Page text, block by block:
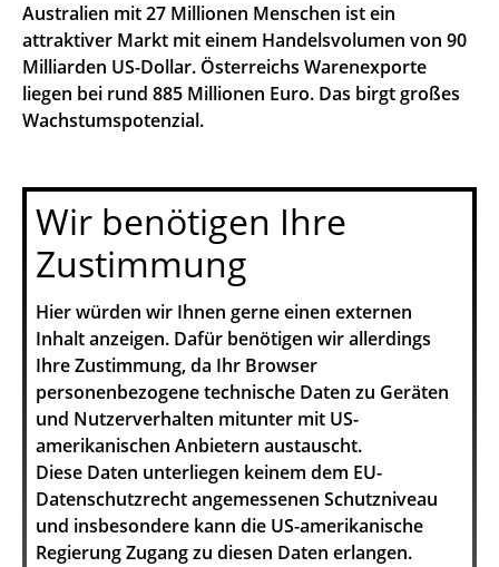
Australien mit 27 Millionen Menschen ist ein
attraktiver Markt mit einem Handelsvolumen von 90
Milliarden US-Dollar. Österreichs Warenexporte
liegen bei rund 885 Millionen Euro. Das birgt großes
Wachstumspotenzial.
Wir benötigen Ihre
Zustimmung
Hier würden wir Ihnen gerne einen externen
Inhalt anzeigen. Dafür benötigen wir allerdings
Ihre Zustimmung, da Ihr Browser
personenbezogene technische Daten zu Geräten
und Nutzerverhalten mitunter mit US-
amerikanischen Anbietern austauscht.
Diese Daten unterliegen keinem dem EU-
Datenschutzrecht angemessenen Schutzniveau
und insbesondere kann die US-amerikanische
Regierung Zugang zu diesen Daten erlangen.